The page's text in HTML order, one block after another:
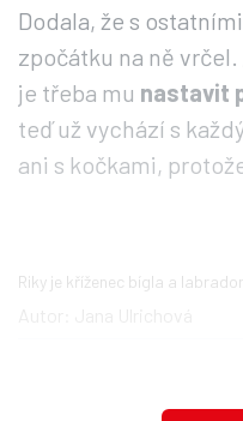
Dodala, že s
zpočátku na ně
je třeba mu nastavit
teď už vychází s
ani s kočkami,
Riky je kříženec bígla a